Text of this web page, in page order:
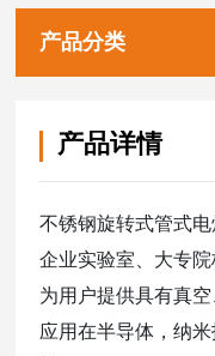
产品分类
产品详情
不锈钢旋转式管式
企业实验室、大专
为用户提供具有真
应用在半导体，纳